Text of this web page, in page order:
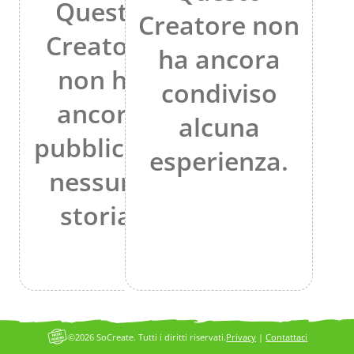
Questo
Creatore
non ha
ancora
pubblicato
nessuna
storia.
Creatore non
ha ancora
condiviso
alcuna
esperienza.
Privacy |Contattaci
©2026 SoCreate. Tutti i diritti riservati.